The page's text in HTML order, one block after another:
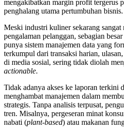
mengakibatkan margin profit tergerus
penghalang utama pertumbuhan bisnis.
Meski industri kuliner sekarang sangat
pengalaman pelanggan, sebagian
punya sistem manajemen data yang
terkumpul dari transaksi harian,
di media sosial, sering tidak diolah
actionable.
Tidak adanya akses ke laporan terkini
menghambat manajemen dalam
strategis. Tanpa analisis terpusat,
tren. Misalnya, pergeseran minat
nabati (plant-based) atau makanan